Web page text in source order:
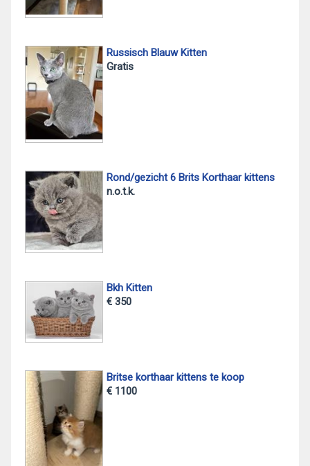
Russisch Blauw Kitten
Gratis
Rond/gezicht 6 Brits Korthaar kittens
n.o.t.k.
Bkh Kitten
€ 350
Britse korthaar kittens te koop
€ 1100